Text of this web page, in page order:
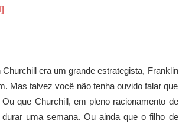
era um grande estrategista, Franklin
Mas talvez você não tenha ouvido falar que
que Churchill, em pleno racionamento de
uma semana. Ou ainda que o filho de